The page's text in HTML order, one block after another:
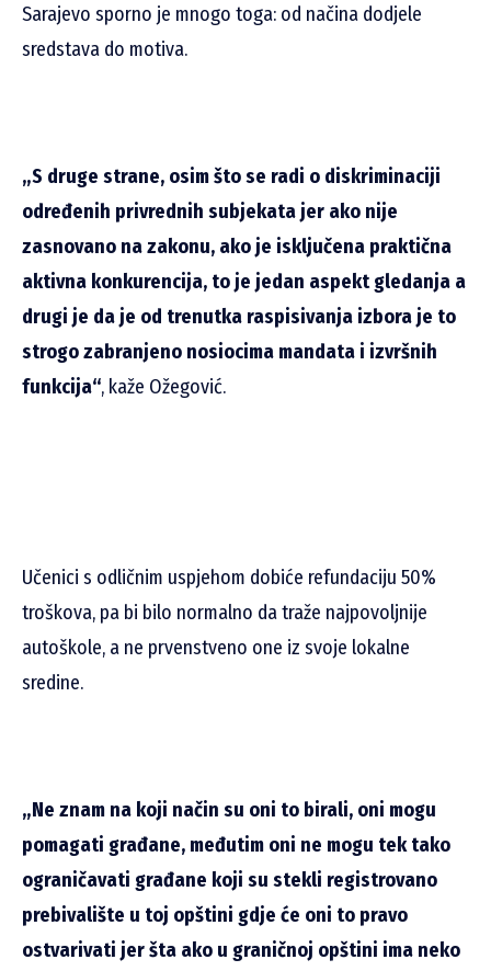
Sarajevo sporno je mnogo toga: od načina dodjele
sredstava do motiva.
„S druge strane, osim što se radi o diskriminaciji
određenih privrednih subjekata jer ako nije
zasnovano na zakonu, ako je isključena praktična
aktivna konkurencija, to je jedan aspekt gledanja a
drugi je da je od trenutka raspisivanja izbora je to
strogo zabranjeno nosiocima mandata i izvršnih
funkcija“, kaže Ožegović.
Učenici s odličnim uspjehom dobiće refundaciju 50%
troškova, pa bi bilo normalno da traže najpovoljnije
autoškole, a ne prvenstveno one iz svoje lokalne
sredine.
„Ne znam na koji način su oni to birali, oni mogu
pomagati građane, međutim oni ne mogu tek tako
ograničavati građane koji su stekli registrovano
prebivalište u toj opštini gdje će oni to pravo
ostvarivati jer šta ako u graničnoj opštini ima neko